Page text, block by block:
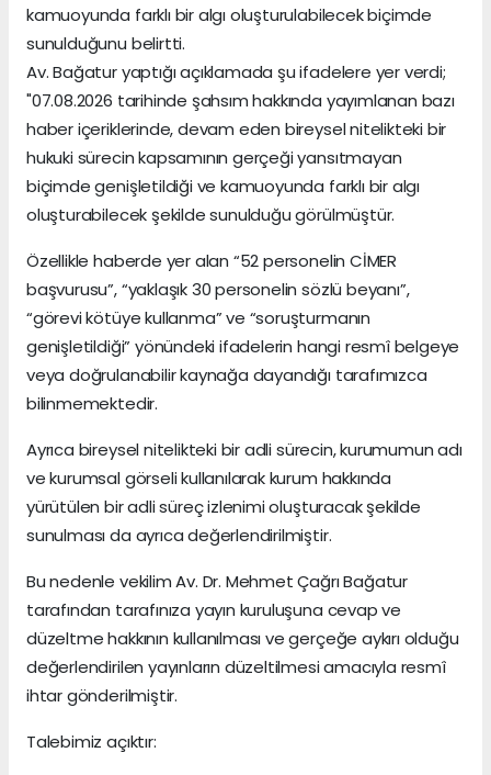
kamuoyunda farklı bir algı oluşturulabilecek biçimde
sunulduğunu belirtti.
Av. Bağatur yaptığı açıklamada şu ifadelere yer verdi;
"07.08.2026 tarihinde şahsım hakkında yayımlanan bazı
haber içeriklerinde, devam eden bireysel nitelikteki bir
hukuki sürecin kapsamının gerçeği yansıtmayan
biçimde genişletildiği ve kamuoyunda farklı bir algı
oluşturabilecek şekilde sunulduğu görülmüştür.
Özellikle haberde yer alan “52 personelin CİMER
başvurusu”, “yaklaşık 30 personelin sözlü beyanı”,
“görevi kötüye kullanma” ve “soruşturmanın
genişletildiği” yönündeki ifadelerin hangi resmî belgeye
veya doğrulanabilir kaynağa dayandığı tarafımızca
bilinmemektedir.
Ayrıca bireysel nitelikteki bir adli sürecin, kurumumun adı
ve kurumsal görseli kullanılarak kurum hakkında
yürütülen bir adli süreç izlenimi oluşturacak şekilde
sunulması da ayrıca değerlendirilmiştir.
Bu nedenle vekilim Av. Dr. Mehmet Çağrı Bağatur
tarafından tarafınıza yayın kuruluşuna cevap ve
düzeltme hakkının kullanılması ve gerçeğe aykırı olduğu
değerlendirilen yayınların düzeltilmesi amacıyla resmî
ihtar gönderilmiştir.
Talebimiz açıktır: